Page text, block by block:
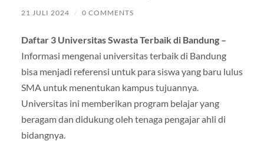
21 JULI 2024 / 0 COMMENTS
Daftar 3 Universitas Swasta Terbaik di Bandung –
Informasi mengenai universitas terbaik di Bandung
bisa menjadi referensi untuk para siswa yang baru lulus
SMA untuk menentukan kampus tujuannya.
Universitas ini memberikan program belajar yang
beragam dan didukung oleh tenaga pengajar ahli di
bidangnya.